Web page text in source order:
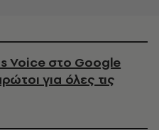
Voice στο Google
για όλες τις